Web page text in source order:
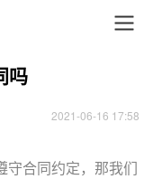
吗
2021-06-16 17:58
守合同约定，那我们